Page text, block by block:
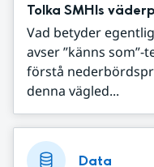
Tolka SMHIs
Vad betyder
avser ”känns
förstå
denna vägled...
Data